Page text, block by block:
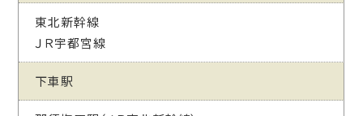
東北新幹線
ＪＲ宇都宮線
下車駅